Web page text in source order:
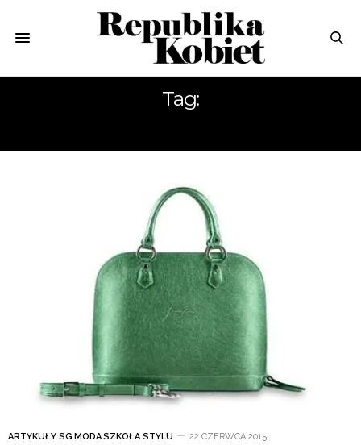
Tag:
ARTYKUŁY SG,MODA,SZKOŁA STYLU 22 CZERWCA 2015